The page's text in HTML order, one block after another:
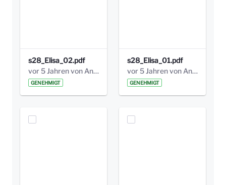
s28_Elisa_02.pdf
vor 5 Jahren von Anni Schlumberger
GENEHMIGT
s28_Elisa_01.pdf
vor 5 Jahren von Anni Schlumberger
GENEHMIGT